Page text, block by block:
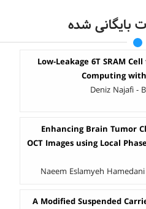
بایگانی شده
Low-Leakage 6T SRAM
Computing
Deniz Najafi -
Enhancing Brain Tumor
OCT Images using Local
Naeem Eslamyeh
A Modified Suspended